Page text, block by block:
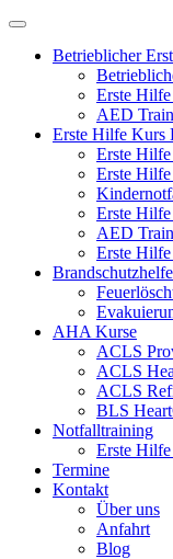
Betrieblicher
Erste
AED
Erste Hilfe Kurs
Erste
Erste
Erste
AED
Erste
AHA Kurse
ACLS
ACLS
ACLS
BLS
Notfalltraining
Erste
Termine
Kontakt
Über uns
Anfahrt
Blog